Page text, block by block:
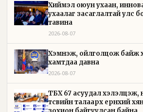
Хиймэл оюун ухаан,
ухаалаг засаглалтай улс
тавина
2026-08-07
Хэмнэж, ойлголцож байж
хамтдаа давна
2026-08-07
ТБХ 67 асуудал хэлэлцэж,
төсвийн талаарх ерөнхий